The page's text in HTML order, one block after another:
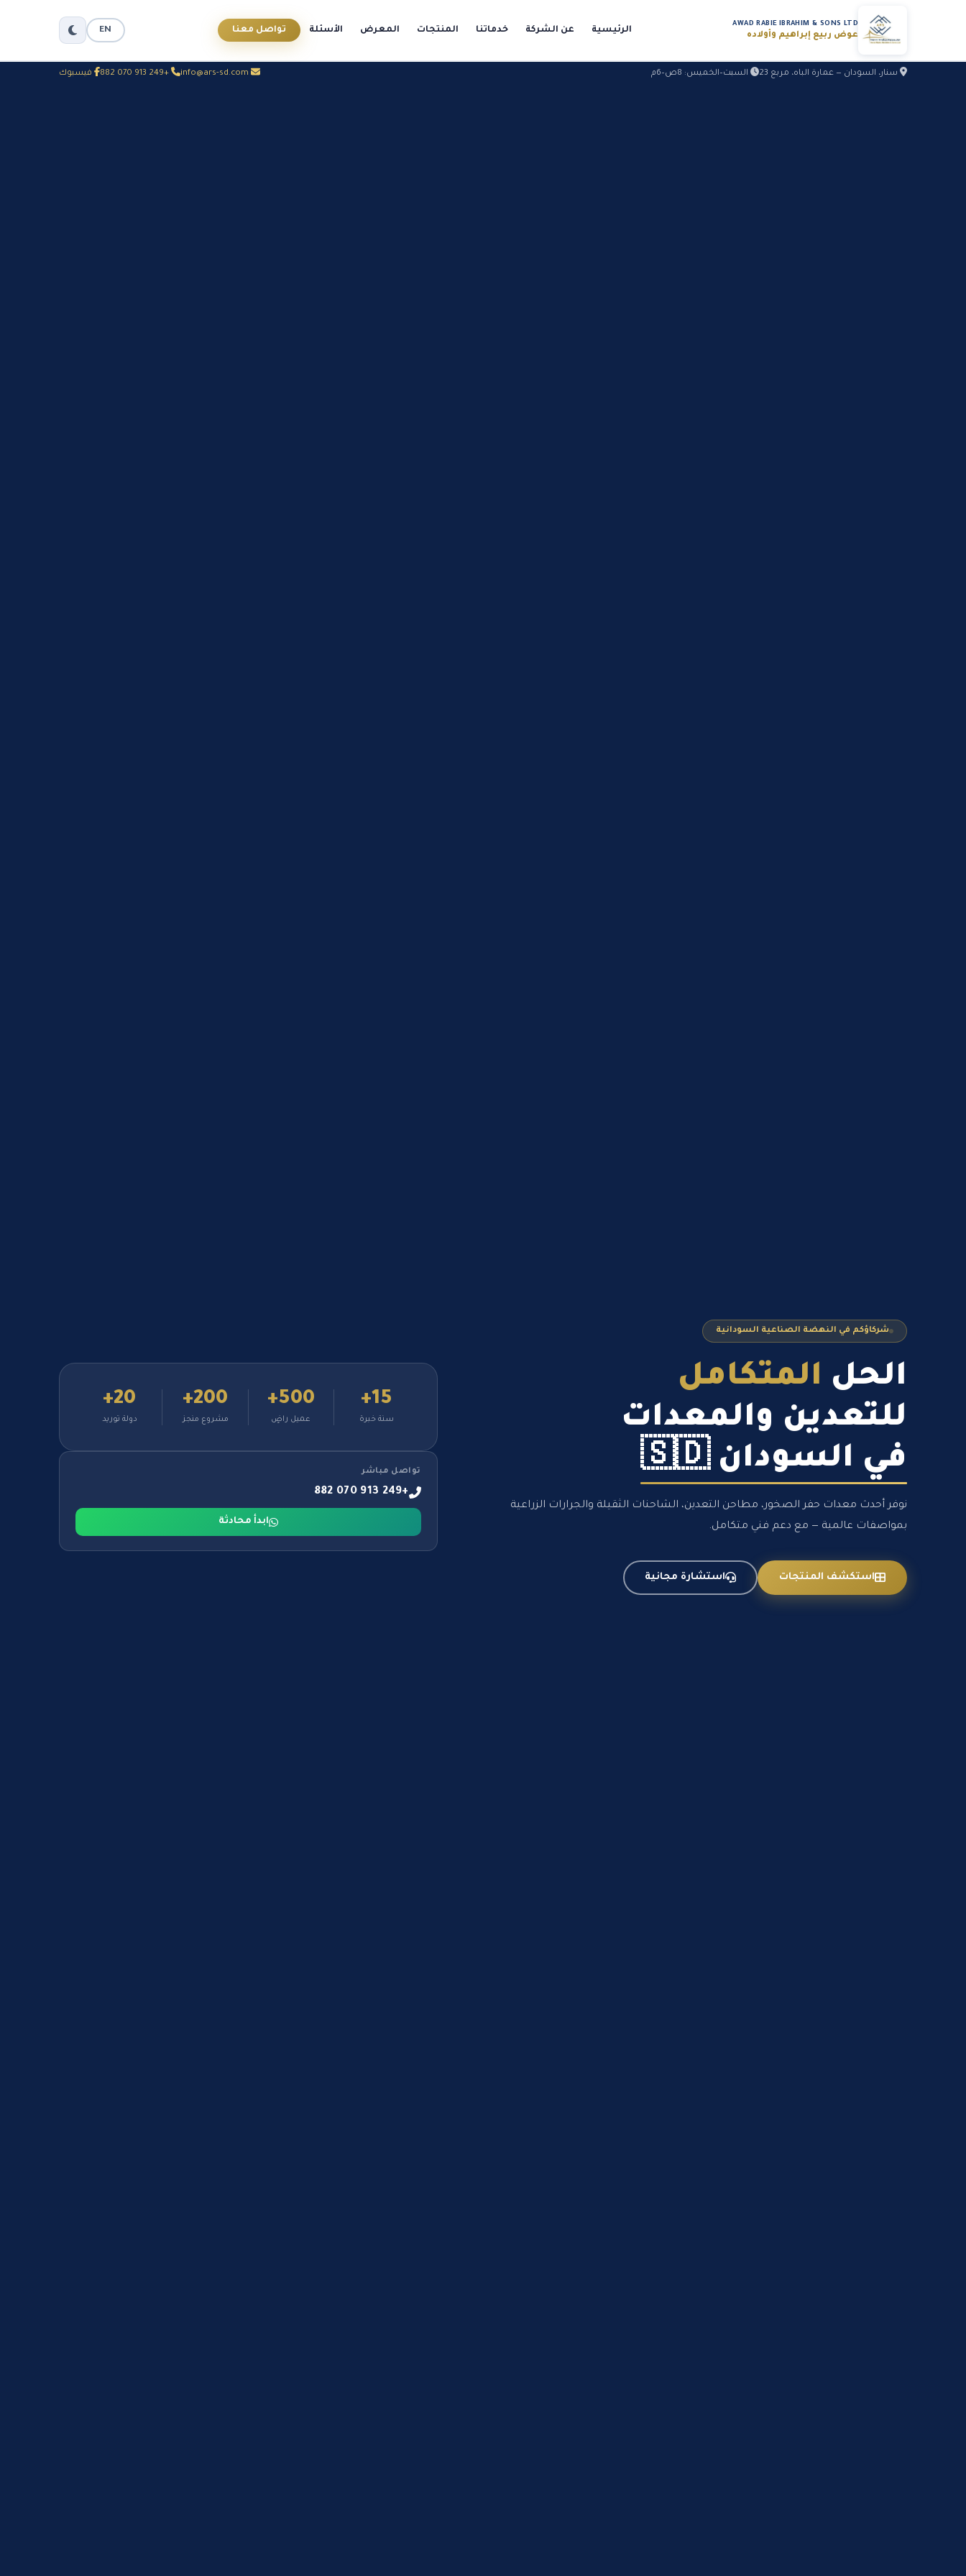
سنار، السودان — عمارة الباه، مربع 23 السبت–الخميس: 8ص–6م +249 913 070 882 فيسبوك
AWAD RABIE IBRAHIM & SONS LTD
عوض ربيع إبراهيم وأولاده
الرئيسية عن الشركة خدماتنا المنتجات المعرض الأسئلة تواصل معنا EN
شركاؤكم في النهضة الصناعية السودانية
الحل المتكامل
للتعدين والمعدات
في السودان 🇸🇩
نوفر أحدث معدات حفر الصخور، مطاحن التعدين، الشاحنات الثقيلة والجرارات الزراعية
بمواصفات عالمية — مع دعم فني متكامل.
استكشف المنتجات استشارة مجانية
15+
سنة خبرة
500+
عميل راضٍ
200+
مشروع منجز
20+
دولة توريد
تواصل مباشر
+249 913 070 882
ابدأ محادثة